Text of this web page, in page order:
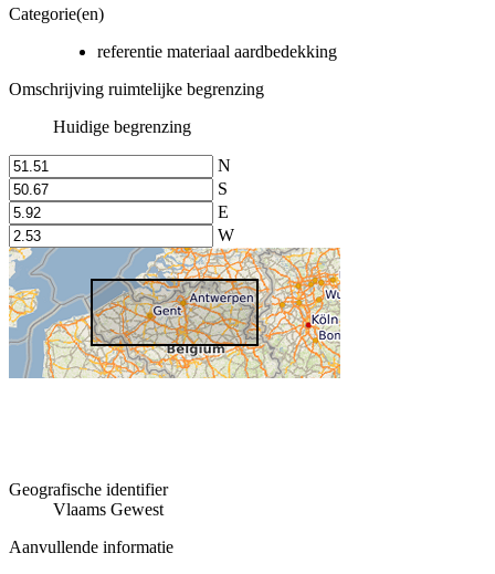
Categorie(en)
referentie materiaal aardbedekking
Omschrijving ruimtelijke begrenzing
Huidige begrenzing
N
S
E
W
Geografische identifier
Vlaams Gewest
Aanvullende informatie